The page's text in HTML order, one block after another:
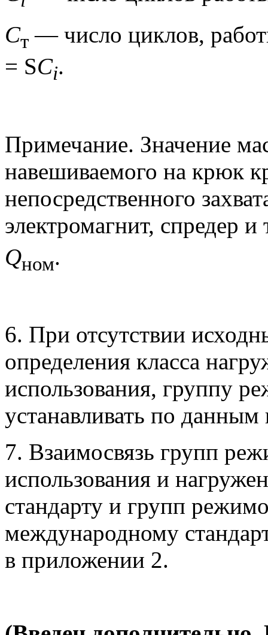
Cт — число циклов,
= SCi.
Примечание. Значение
навешиваемого на крюк
непосредственного
электромагнит, спредер
Qном.
6. При отсутствии
определения класса
использования, группу
устанавливать по
7. Взаимосвязь групп
использования и
стандарту и групп
международному
в приложении 2.